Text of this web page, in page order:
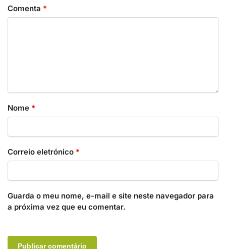
Comenta *
Nome *
Correio eletrónico *
Guarda o meu nome, e-mail e site neste navegador para
a próxima vez que eu comentar.